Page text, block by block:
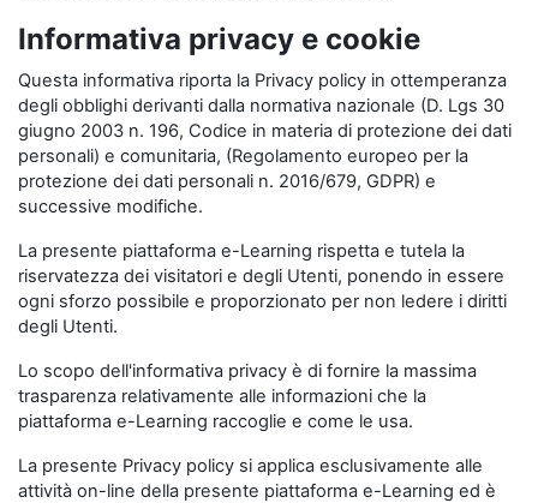
Informativa privacy e cookie
Questa informativa riporta la Privacy policy in ottemperanza
degli obblighi derivanti dalla normativa nazionale (D. Lgs 30
giugno 2003 n. 196, Codice in materia di protezione dei dati
personali) e comunitaria, (Regolamento europeo per la
protezione dei dati personali n. 2016/679, GDPR) e
successive modifiche.
La presente piattaforma e-Learning rispetta e tutela la
riservatezza dei visitatori e degli Utenti, ponendo in essere
ogni sforzo possibile e proporzionato per non ledere i diritti
degli Utenti.
Lo scopo dell'informativa privacy è di fornire la massima
trasparenza relativamente alle informazioni che la
piattaforma e-Learning raccoglie e come le usa.
La presente Privacy policy si applica esclusivamente alle
attività on-line della presente piattaforma e-Learning ed è